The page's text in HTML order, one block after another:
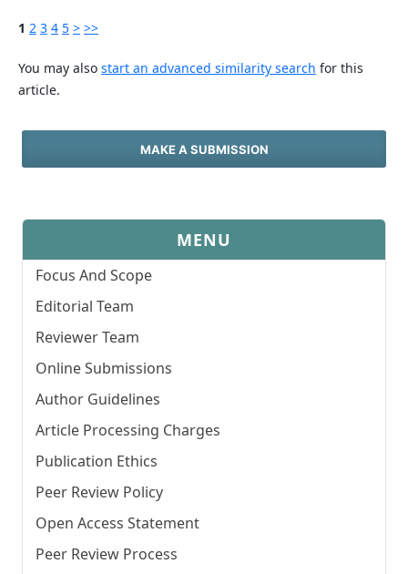
1 2 3 4 5 > >>
You may also start an advanced similarity search for this
article.
MAKE A SUBMISSION
MENU
Focus And Scope
Editorial Team
Reviewer Team
Online Submissions
Author Guidelines
Article Processing Charges
Publication Ethics
Peer Review Policy
Open Access Statement
Peer Review Process